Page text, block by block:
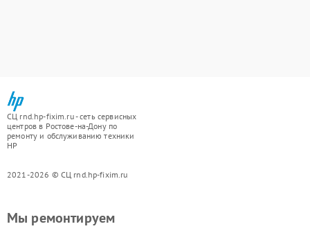
СЦ rnd.hp-fixim.ru - сеть сервисных
центров в Ростове-на-Дону по
ремонту и обслуживанию техники
HP
2021-2026 © СЦ rnd.hp-fixim.ru
Мы ремонтируем